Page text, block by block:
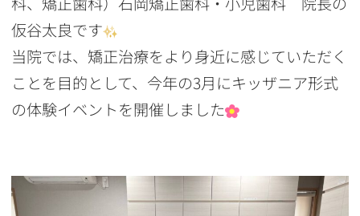
仮谷太良です
当院では、矯正治療をより身近に感じていただく
ことを目的として、今年の3月にキッザニア形式
の体験イベントを開催しました